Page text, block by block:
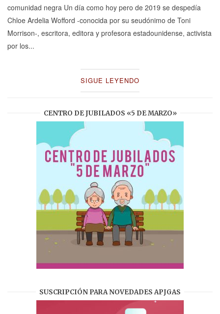
comunidad negra Un día como hoy pero de 2019 se despedía
Chloe Ardelia Wofford -conocida por su seudónimo de Toni
Morrison-, escritora, editora y profesora estadounidense, activista
por los...
SIGUE LEYENDO
CENTRO DE JUBILADOS «5 DE MARZO»
SUSCRIPCIÓN PARA NOVEDADES APJGAS